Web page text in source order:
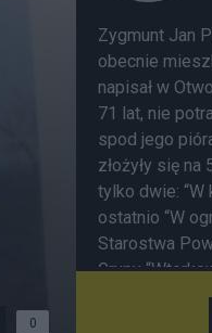
0
Zygmunt Jan
obecnie
napisał w
71 lat, nie
spod jego
złożyły się na
tylko dwie: “W
ostatnio “W
Starostwa
Grupy
młodości
Klubu